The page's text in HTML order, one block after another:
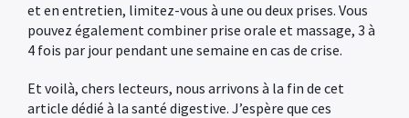
et en entretien, limitez-vous à une ou deux prises. Vous
pouvez également combiner prise orale et massage, 3 à
4 fois par jour pendant une semaine en cas de crise.
Et voilà, chers lecteurs, nous arrivons à la fin de cet
article dédié à la santé digestive. J’espère que ces